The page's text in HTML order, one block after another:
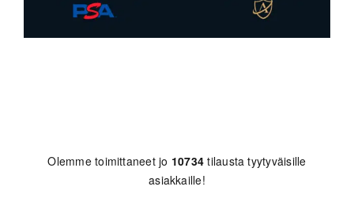
Olemme toimittaneet jo 10734 tilausta tyytyväisille
asiakkaille!